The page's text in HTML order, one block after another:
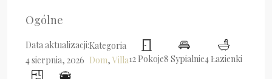
Ogólne
Data aktualizacji:
4 sierpnia, 2026
Kategoria
Dom, Villa12 Pokoje8 Sypialnie4 Łazienki